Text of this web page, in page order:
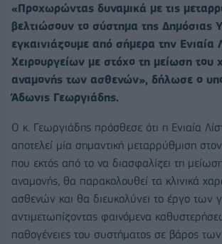
«Προχωρώντας δυναμικά με τις
βελτιώσουν το σύστημα της Δημόσιας
εγκαινιάζουμε από σήμερα την Ενιαία
Χειρουργείων με στόχο τη μείωση του
αναμονής των ασθενών», δήλωσε ο
Άδωνις Γεωργιάδης.
Ο κ. Γεωργιάδης πρόσθεσε ότι η Ενιαία
αποτελεί μία σημαντική μεταρρύθμιση
που εκτός από το να διασφαλίζει τη
αναμονής, θα παρακολουθεί τα κλινικά
ασθενών και θα διευκολύνει το έργο των
αντιμετωπίζοντας φαινόμενα
παθογένειες του συστήματος σε βάρος